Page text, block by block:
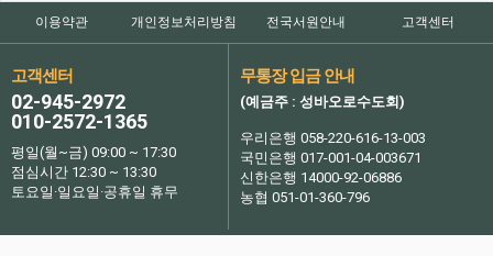
이용약관 개인정보처리방침 전국서원안내 고객센터
고객센터
02-945-2972
010-2572-1365
평일(월~금) 09:00 ~ 17:30
점심시간 12:30 ~ 13:30
토요일·일요일·공휴일 휴무
무통장 입금 안내
(예금주 : 성바오로수도회)
우리은행 058-220-616-13-003
국민은행 017-001-04-003671
신한은행 14000-92-06886
농협 051-01-360-796